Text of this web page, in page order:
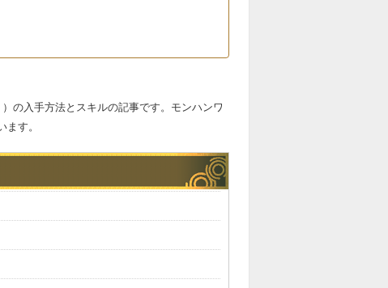
の入手方法とスキルの記事です。モンハンワ
す。